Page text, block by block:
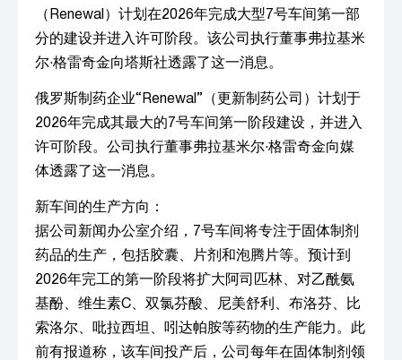
（Renewal）计划在2026年完成大型7号车间第一部
分的建设并进入许可阶段。该公司执行董事弗拉基米
尔·格雷奇金向塔斯社透露了这一消息。
俄罗斯制药企业“Renewal”（更新制药公司）计划于
2026年完成其最大的7号车间第一阶段建设，并进入
许可阶段。公司执行董事弗拉基米尔·格雷奇金向媒
体透露了这一消息。
新车间的生产方向：
据公司新闻办公室介绍，7号车间将专注于固体制剂
药品的生产，包括胶囊、片剂和泡腾片等。预计到
2026年完工的第一阶段将扩大阿司匹林、对乙酰氨
基酚、维生素C、双氯芬酸、尼美舒利、布洛芬、比
索洛尔、吡拉西坦、吲达帕胺等药物的生产能力。此
前有报道称，该车间投产后，公司每年在固体制剂领